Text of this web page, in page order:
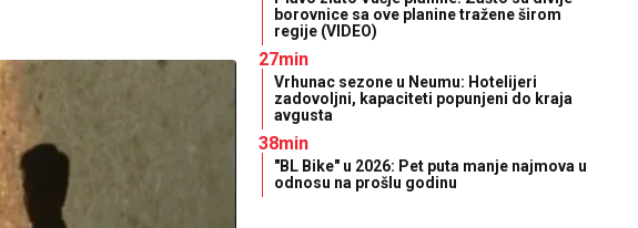
borovnice sa ove planine tražene širom
regije (VIDEO)
27min
Vrhunac sezone u Neumu: Hotelijeri
zadovoljni, kapaciteti popunjeni do kraja
avgusta
38min
"BL Bike" u 2026: Pet puta manje najmova u
odnosu na prošlu godinu